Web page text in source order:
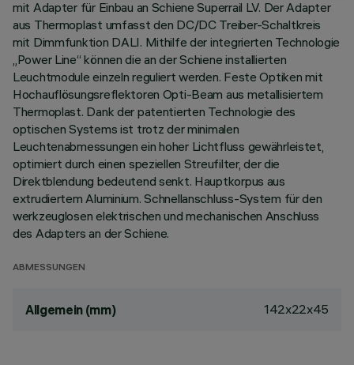
mit Adapter für Einbau an Schiene Superrail LV. Der Adapter
aus Thermoplast umfasst den DC/DC Treiber-Schaltkreis
mit Dimmfunktion DALI. Mithilfe der integrierten Technologie
„Power Line“ können die an der Schiene installierten
Leuchtmodule einzeln reguliert werden. Feste Optiken mit
Hochauflösungsreflektoren Opti-Beam aus metallisiertem
Thermoplast. Dank der patentierten Technologie des
optischen Systems ist trotz der minimalen
Leuchtenabmessungen ein hoher Lichtfluss gewährleistet,
optimiert durch einen speziellen Streufilter, der die
Direktblendung bedeutend senkt. Hauptkorpus aus
extrudiertem Aluminium. Schnellanschluss-System für den
werkzeuglosen elektrischen und mechanischen Anschluss
des Adapters an der Schiene.
ABMESSUNGEN
Allgemein (mm) 142x22x45